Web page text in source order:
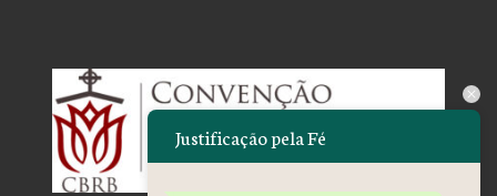
Justificação pela Fé